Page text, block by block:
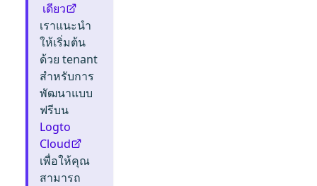
เดียว
เราแนะนำ
ให้เริ่มต้น
ด้วย tenant
สำหรับการ
พัฒนาแบบ
ฟรีบน
Logto
Cloud
เพื่อให้คุณ
สามารถ